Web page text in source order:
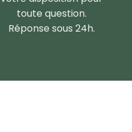
toute question.
Réponse sous 24h.